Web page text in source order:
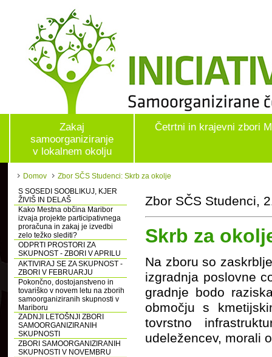
Zakaj
samoorganiziranje
v lokalnem okolju
Četrtni in krajevni zbori
Domov
Zbor SČS Studenci: Skrb za okolje
S SOSEDI SOOBLIKUJ, KJER
ŽIVIŠ IN DELAŠ
Kako Mestna občina Maribor
izvaja projekte participativnega
proračuna in zakaj je izvedbi
zelo težko slediti?
ODPRTI PROSTORI ZA
SKUPNOST - ZBORI V APRILU
AKTIVIRAJ SE ZA SKUPNOST -
ZBORI V FEBRUARJU
Pokončno, dostojanstveno in
tovariško v novem letu na zborih
samoorganiziranih skupnosti v
Mariboru
ZADNJI LETOŠNJI ZBORI
SAMOORGANIZIRANIH
SKUPNOSTI
ZBORI SAMOORGANIZIRANIH
SKUPNOSTI V NOVEMBRU
Zbor SČS Studenci,
Skrb za
Na zboru so
izgradnja poslovne
gradnje bodo
območju s
tovrstno
udeležencev, morali